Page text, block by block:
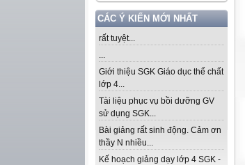
CÁC Ý KIẾN MỚI NHẤT
rất tuyệt...
...
Giới thiệu SGK Giáo dục thể chất
lớp 4...
Tài liệu phục vụ bồi dưỡng GV
sử dụng SGK...
Bài giảng rất sinh động. Cảm ơn
thầy N nhiều...
Kế hoạch giảng dạy lớp 4 SGK -